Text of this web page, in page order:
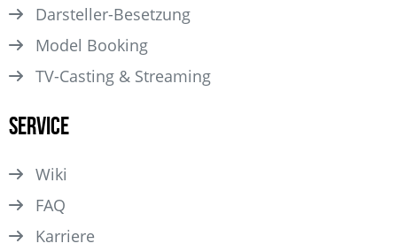
Darsteller­-Besetzung
Model Booking
TV-Casting & Streaming
Service
Wiki
FAQ
Karriere